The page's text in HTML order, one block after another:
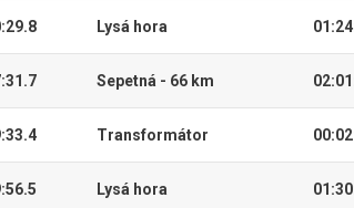
Lysá hora
Sepetná - 66 km
Transformátor
Lysá hora